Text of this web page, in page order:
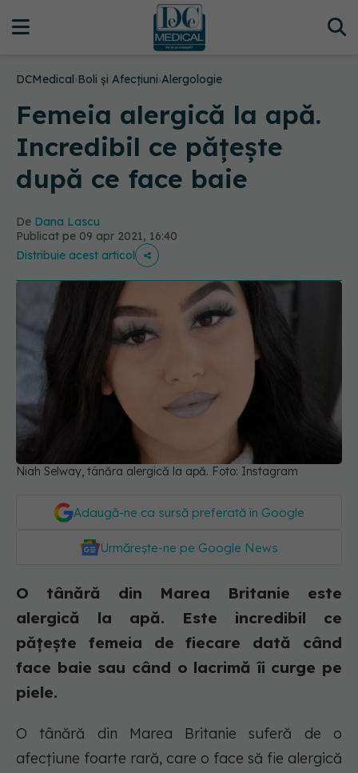
DCMedical›Boli și Afecțiuni›Alergologie
Femeia alergică la apă.
Incredibil ce pățește
după ce face baie
De Dana Lascu
Publicat pe 09 apr 2021, 16:40
Distribuie acest articol
Niah Selway, tânăra alergică la apă. Foto: Instagram
Adaugă-ne ca sursă preferată în Google
Urmărește-ne pe Google News
O tânără din Marea Britanie este
alergică la apă. Este incredibil ce
pățește femeia de fiecare dată când
face baie sau când o lacrimă îi curge pe
piele.
O tânără din Marea Britanie suferă de o
afecțiune foarte rară, care o face să fie alergică